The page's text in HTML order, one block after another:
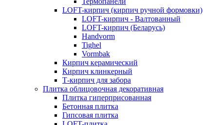
LOFT-кирпич (кирпич ручной формовки)
LOFT-кирпич - Валтованный
LOFT-кирпич (Беларусь)
Handvorm
Tighel
Vormbak
Кирпич керамический
Кирпич клинкерный
Т-кирпич для забора
Плитка облицовочная декоративная
Плитка гиперприсованная
Бетонная плитка
Гипсовая плитка